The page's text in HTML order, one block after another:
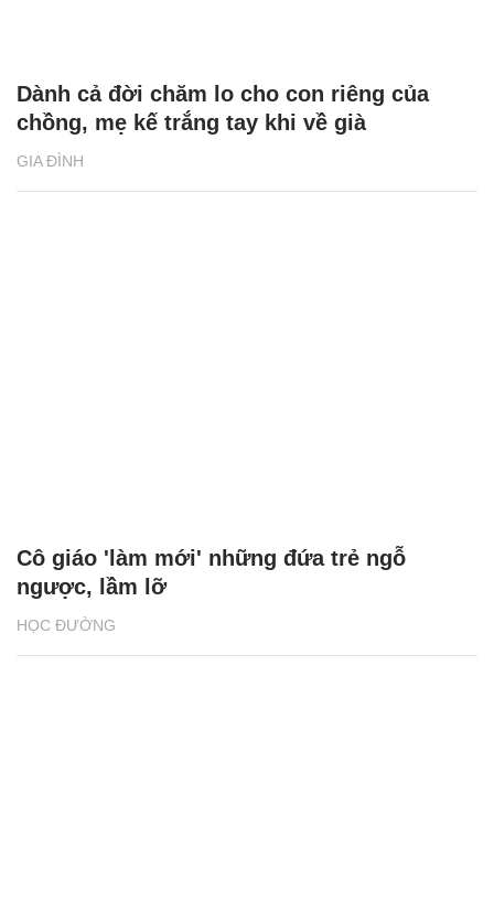
GIA ĐÌNH
Dành cả đời chăm lo cho con riêng của
chồng, mẹ kế trắng tay khi về già
HỌC ĐƯỜNG
Cô giáo 'làm mới' những đứa trẻ ngỗ
ngược, lầm lỡ